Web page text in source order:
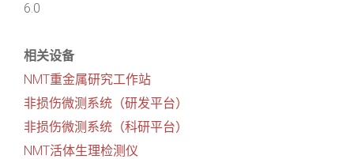
6.0
相关设备
NMT重金属研究工作站
非损伤微测系统（研发平台）
非损伤微测系统（科研平台）
NMT活体生理检测仪